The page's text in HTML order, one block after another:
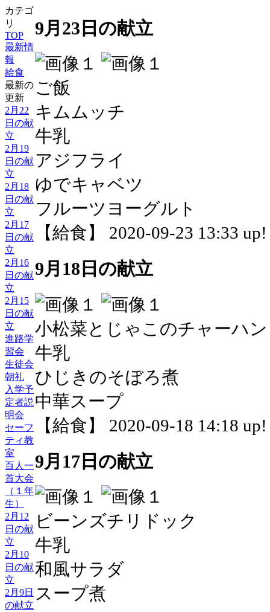
カテゴ
リ
TOP
最新情
報
給食
最新の
更新
2月22
日の献
立
2月19
日の献
立
2月18
日の献
立
2月17
日の献
立
2月16
日の献
立
2月15
日の献
立
進路学
習会
生徒会
朝礼
入学予
定者説
明会
セーフ
ティ教
室
百人一
首大会
（１年
生）
2月12
日の献
立
2月10
日の献
立
2月9日
の献立
9月23日の献立
ご飯
キムムッチ
牛乳
アジフライ
ゆでキャベツ
フルーツヨーグルト
【給食】 2020-09-23 13:33 up!
9月18日の献立
小松菜とじゃこのチャーハン
牛乳
ひじきのそぼろ煮
中華スープ
【給食】 2020-09-18 14:18 up!
9月17日の献立
ビーンズチリドック
牛乳
和風サラダ
スープ煮